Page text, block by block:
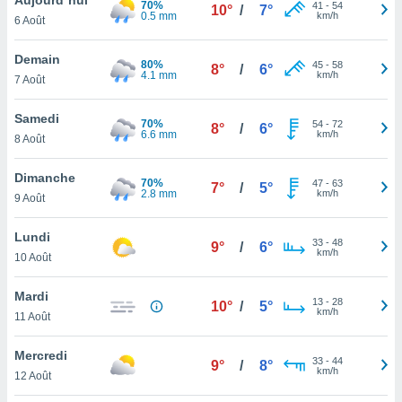
et
»,
au
vous
qu'ils
ou
le
ainsi
un
la
du
6 Août
70%
0.5 mm
10° / 7° 41 - 54
km/h
Demain
7 Août
80%
4.1 mm
8° / 6° 45- 58
km/h
Samedi
8 Août
70%
6.6 mm
8° / 6° 54- 72
km/h
Dimanche
9 Août
70%
2.8 mm
7° / 5° 47- 63
km/h
Lundi
10 Août
9° / 6° 33- 48
km/h
Mardi
11 Août
10° / 5° 13- 28
km/h
Mercredi
12 Août
9° / 8° 33- 44
km/h